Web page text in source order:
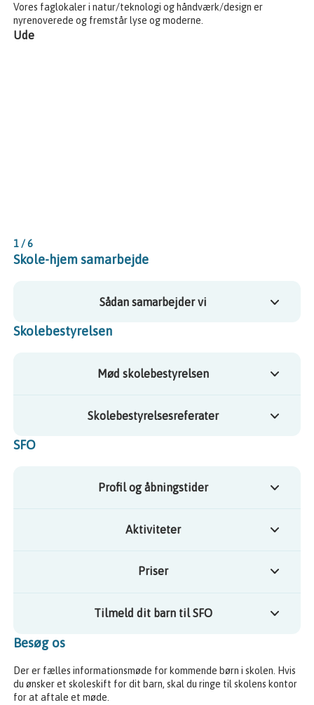
Vores faglokaler i natur/teknologi og håndværk/design er
nyrenoverede og fremstår lyse og moderne.
Ude
1 / 6
Skole-hjem samarbejde
Sådan samarbejder vi
Skolebestyrelsen
Mød skolebestyrelsen
Skolebestyrelsesreferater
SFO
Profil og åbningstider
Aktiviteter
Priser
Tilmeld dit barn til SFO
Besøg os
Der er fælles informationsmøde for kommende børn i skolen. Hvis
du ønsker et skoleskift for dit barn, skal du ringe til skolens kontor
for at aftale et møde.